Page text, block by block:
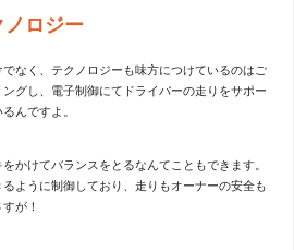
ノロジー
なく、テクノロジーも味方につけているのはご
グし、電子制御にてドライバーの走りをサポー
んですよ。
かけてバランスをとるなんてこともできます。
ように制御しており、走りもオーナーの安全も
が！